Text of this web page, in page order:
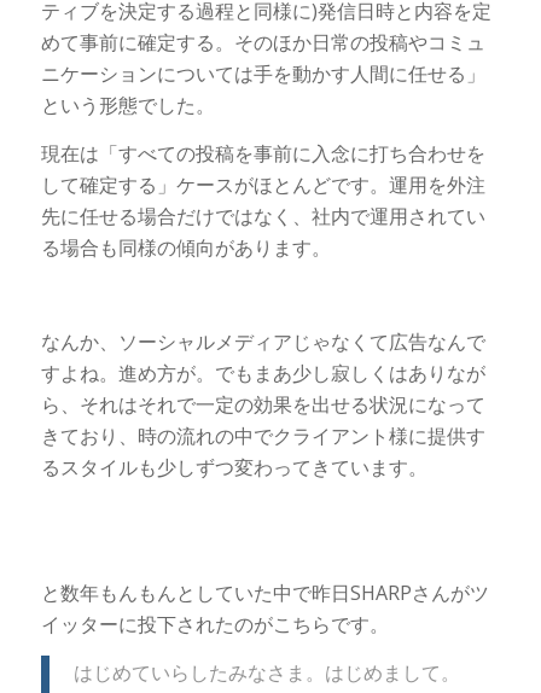
ティブを決定する過程と同様に)発信日時と内容を定
めて事前に確定する。そのほか日常の投稿やコミュ
ニケーションについては手を動かす人間に任せる」
という形態でした。
現在は「すべての投稿を事前に入念に打ち合わせを
して確定する」ケースがほとんどです。運用を外注
先に任せる場合だけではなく、社内で運用されてい
る場合も同様の傾向があります。
なんか、ソーシャルメディアじゃなくて広告なんで
すよね。進め方が。でもまあ少し寂しくはありなが
ら、それはそれで一定の効果を出せる状況になって
きており、時の流れの中でクライアント様に提供す
るスタイルも少しずつ変わってきています。
と数年もんもんとしていた中で昨日SHARPさんがツ
イッターに投下されたのがこちらです。
はじめていらしたみなさま。はじめまして。